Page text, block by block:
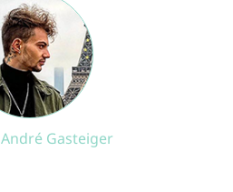
André Gasteiger